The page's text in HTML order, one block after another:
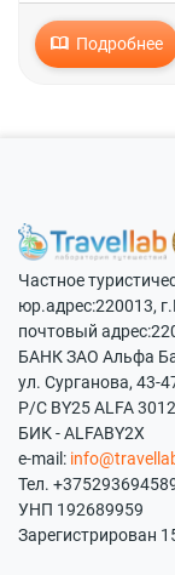
Подробнее
Частное
юр.адрес:220013,
почтовый
БАНК ЗАО Альфа
ул. Сурганова, 43-
Р/С BY25 ALFA
БИК - ALFABY2X
e-mail:
Тел.
УНП 192689959
Зарегистрирован